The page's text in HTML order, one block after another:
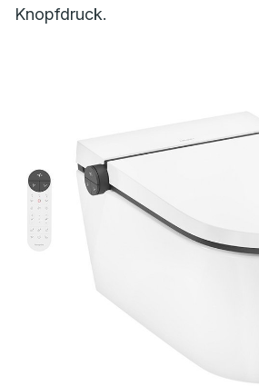
Knopfdruck.